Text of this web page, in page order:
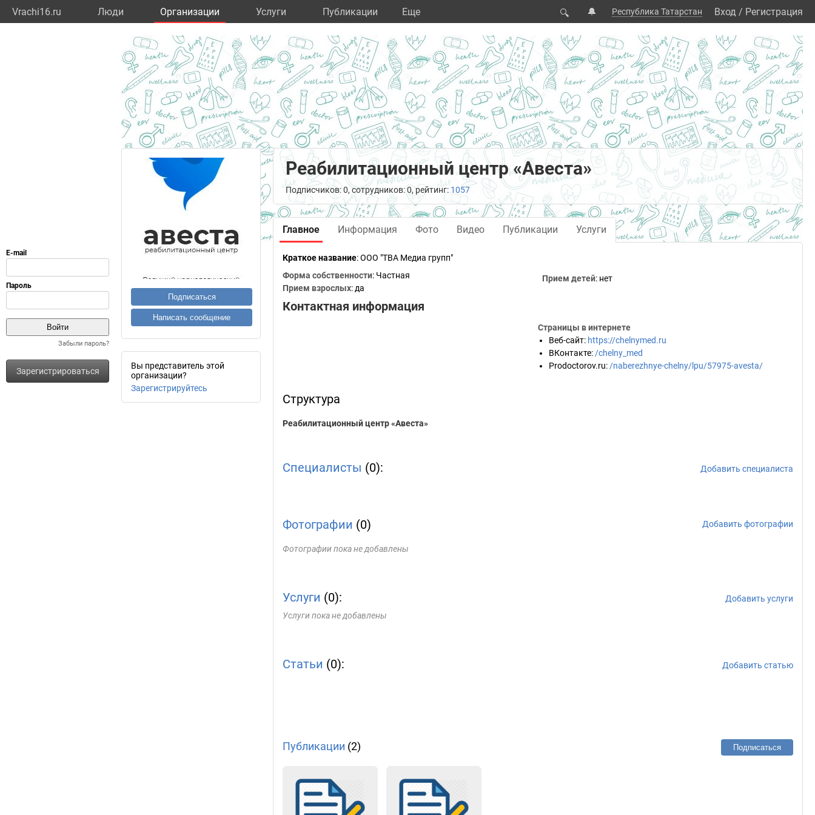
Vrachi16.ru Люди Организации Услуги Публикации Eще 🔍 🔔 Республика Татарстан Вход / Регистрация
Забыли пароль?
Зарегистрироваться
Подписаться
Написать сообщение
Вы представитель этой
организации?
Зарегистрируйтесь
Реабилитационный центр «Авеста»
Подписчиков: 0, сотрудников: 0, рейтинг: 1057
Главное Информация Фото Видео Публикации Услуги
Краткое название:ООО "ТВА Медиа групп"
Форма собственности: Частная
Прием взрослых: да
Прием детей: нет
Контактная информация
Страницы в интернете
Веб-сайт: https://chelnymed.ru
ВКонтакте: /chelny_med
Prodoctorov.ru: /naberezhnye-chelny/lpu/57975-avesta/
Структура
Реабилитационный центр «Авеста»
Специалисты (0): Добавить специалиста
Фотографии (0) Добавить фотографии
Фотографии пока не добавлены
Услуги (0):
Добавить услуги
Услуги пока не добавлены
Статьи (0): Добавить статью
Публикации (2) Подписаться